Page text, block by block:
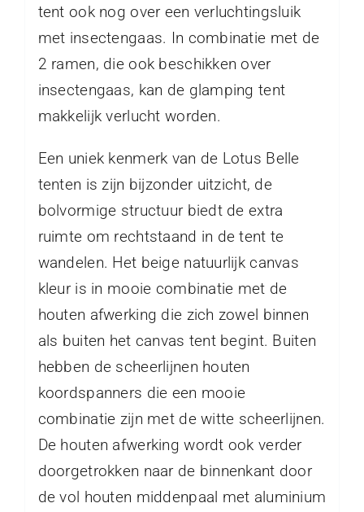
tent ook nog over een verluchtingsluik
met insectengaas. In combinatie met de
2 ramen, die ook beschikken over
insectengaas, kan de glamping tent
makkelijk verlucht worden.
Een uniek kenmerk van de Lotus Belle
tenten is zijn bijzonder uitzicht, de
bolvormige structuur biedt de extra
ruimte om rechtstaand in de tent te
wandelen. Het beige natuurlijk canvas
kleur is in mooie combinatie met de
houten afwerking die zich zowel binnen
als buiten het canvas tent begint. Buiten
hebben de scheerlijnen houten
koordspanners die een mooie
combinatie zijn met de witte scheerlijnen.
De houten afwerking wordt ook verder
doorgetrokken naar de binnenkant door
de vol houten middenpaal met aluminium